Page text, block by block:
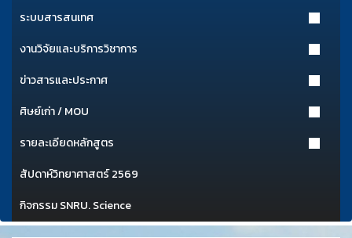
ระบบสารสนเทศ
งานวิจัยและบริการวิชาการ
ข่าวสารและประกาศ
ศิษย์เก่า / MOU
รายละเอียดหลักสูตร
สัปดาห์วิทยาศาสตร์ 2569
กิจกรรม SNRU. Science